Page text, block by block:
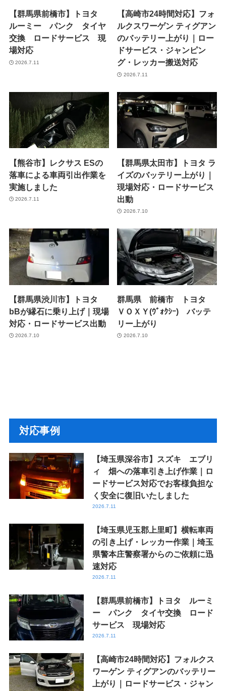
【群馬県前橋市】トヨタ
ルーミー パンク タイヤ
交換 ロードサービス 現
場対応
2026.7.11
【高崎市24時間対応】フォ
ルクスワーゲン ティグアン
のバッテリー上がり｜ロー
ドサービス・ジャンピン
グ・レッカー搬送対応
2026.7.11
【熊谷市】レクサス ESの
落車による車両引出作業を
実施しました
2026.7.11
【群馬県太田市】トヨタ ラ
イズのバッテリー上がり｜
現場対応・ロードサービス
出動
2026.7.10
【群馬県渋川市】トヨタ
bBが縁石に乗り上げ｜現場
対応・ロードサービス出動
2026.7.10
群馬県 前橋市 トヨタ
ＶＯＸＹ(ｳﾞｫｸｼｰ) バッテ
リー上がり
2026.7.10
対応事例
【埼玉県深谷市】スズキ エブリ
ィ 畑への落車引き上げ作業｜ロ
ードサービス対応でお客様負担な
く安全に復旧いたしました
2026.7.11
【埼玉県児玉郡上里町】横転車両
の引き上げ・レッカー作業｜埼玉
県警本庄警察署からのご依頼に迅
速対応
2026.7.11
【群馬県前橋市】トヨタ ルーミ
ー パンク タイヤ交換 ロード
サービス 現場対応
2026.7.11
【高崎市24時間対応】フォルクス
ワーゲン ティグアンのバッテリー
上がり｜ロードサービス・ジャン